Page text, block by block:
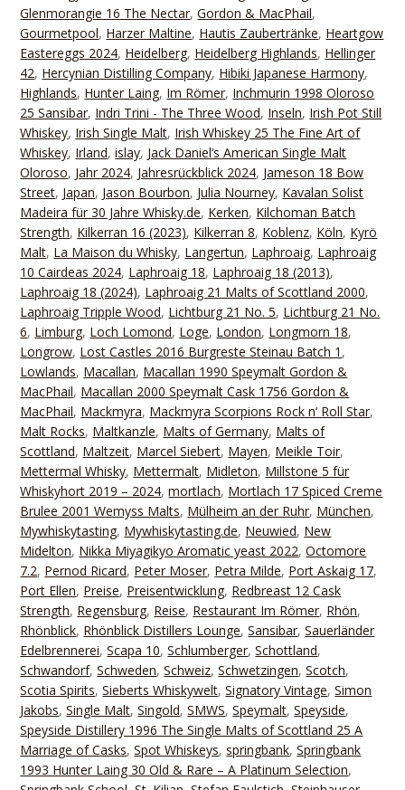
Glenmorangie 16 The Nectar,Gordon & MacPhail,
Gourmetpool, Harzer Maltine, Hautis Zaubertränke, Heartgow
Eastereggs 2024, Heidelberg, Heidelberg Highlands, Hellinger
42, Hercynian Distilling Company, Hibiki Japanese Harmony,
Highlands, Hunter Laing, Im Römer, Inchmurin 1998 Oloroso
25 Sansibar, Indri Trini - The Three Wood, Inseln, Irish Pot Still
Whiskey, Irish Single Malt, Irish Whiskey 25 The Fine Art of
Whiskey, Irland,islay, Jack Daniel‘s American Single Malt
Oloroso, Jahr 2024, Jahresrückblick 2024, Jameson 18 Bow
Street, Japan, Jason Bourbon, Julia Nourney, Kavalan Solist
Madeira für 30 Jahre Whisky.de, Kerken, Kilchoman Batch
Strength, Kilkerran 16 (2023), Kilkerran 8, Koblenz, Köln, Kyrö
Malt, La Maison du Whisky, Langertun, Laphroaig, Laphroaig
10 Cairdeas 2024, Laphroaig 18, Laphroaig 18 (2013),
Laphroaig 18 (2024), Laphroaig 21 Malts of Scottland 2000,
Laphroaig Tripple Wood, Lichtburg 21 No. 5, Lichtburg 21 No.
6, Limburg, Loch Lomond, Loge, London, Longmorn 18,
Longrow, Lost Castles 2016 Burgreste Steinau Batch 1 ,
Lowlands, Macallan, Macallan 1990 Speymalt Gordon &
MacPhail, Macallan 2000 Speymalt Cask 1756 Gordon &
MacPhail, Mackmyra, Mackmyra Scorpions Rock n‘ Roll Star,
Malt Rocks, Maltkanzle, Malts of Germany, Malts of
Scottland, Maltzeit, Marcel Siebert, Mayen, Meikle Toir,
Mettermal Whisky, Mettermalt, Midleton, Millstone 5 für
Whiskyhort 2019 – 2024,mortlach, Mortlach 17 Spiced Creme
Brulee 2001 Wemyss Malts, Mülheim an der Ruhr, München,
Mywhiskytasting, Mywhiskytasting.de, Neuwied, New
Midelton, Nikka Miyagikyo Aromatic yeast 2022,Octomore
7.2, Pernod Ricard, Peter Moser, Petra Milde, Port Askaig 17,
Port Ellen, Preise, Preisentwicklung, Redbreast 12 Cask
Strength, Regensburg, Reise, Restaurant Im Römer, Rhön,
Rhönblick, Rhönblick Distillers Lounge,Sansibar,Sauerländer
Edelbrennerei,Scapa 10,Schlumberger,Schottland,
Schwandorf,Schweden,Schweiz,Schwetzingen,Scotch,
Scotia Spirits,Sieberts Whiskywelt,Signatory Vintage,Simon
Jakobs,Single Malt,Singold,SMWS,Speymalt,Speyside,
Speyside Distillery 1996 The Single Malts of Scottland 25 A
Marriage of Casks,Spot Whiskeys,springbank,Springbank
1993 Hunter Laing 30 Old & Rare – A Platinum Selection,